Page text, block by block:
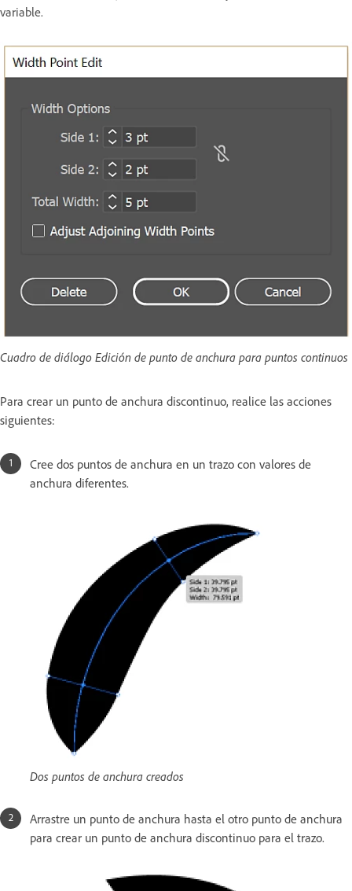
variable.
Cuadro de diálogo Edición de punto de anchura para puntos continuos
Para crear un punto de anchura discontinuo, realice las acciones
siguientes:
Cree dos puntos de anchura en un trazo con valores de
anchura diferentes.
Dos puntos de anchura creados
Arrastre un punto de anchura hasta el otro punto de anchura
para crear un punto de anchura discontinuo para el trazo.